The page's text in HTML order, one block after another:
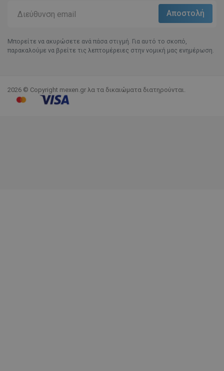
Μπορείτε να ακυρώσετε ανά πάσα στιγμή. Για αυτό το σκοπό,
παρακαλούμε να βρείτε τις λεπτομέρειες στην νομική μας ενημέρωση.
2026 © Copyright mexen.gr λα τα δικαιώματα διατηρούνται.